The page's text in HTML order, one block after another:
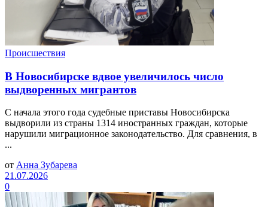
Происшествия
В Новосибирске вдвое увеличилось число
выдворенных мигрантов
С начала этого года судебные приставы Новосибирска
выдворили из страны 1314 иностранных граждан, которые
нарушили миграционное законодательство. Для сравнения, в
...
от Анна Зубарева
21.07.2026
0